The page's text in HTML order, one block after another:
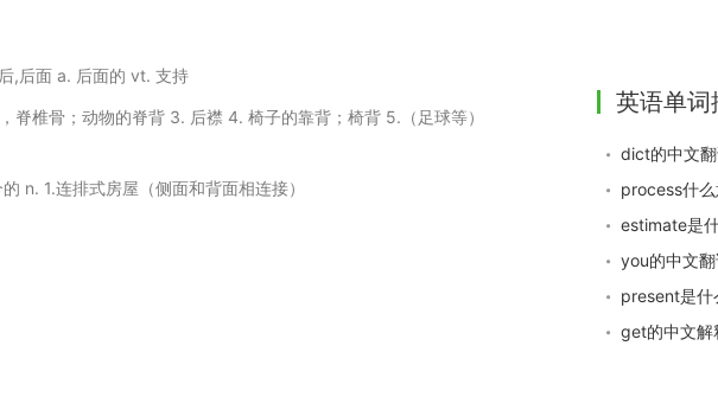
,后面 a. 后面的 vt. 支持
脊椎骨；动物的脊背 3. 后襟 4. 椅子的靠背；椅背 5.（足球等）
n. 1.连排式房屋（侧面和背面相连接）
英语单词
dict的中文
process什
estimate是
you的中文
present是什
get的中文解